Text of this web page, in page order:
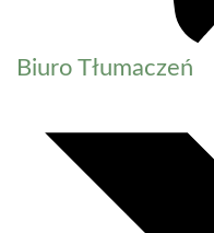
Biuro Tłumaczeń